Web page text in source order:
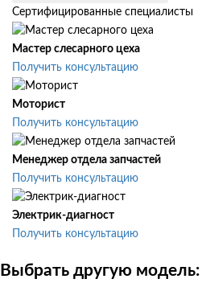
Сертифицированные специалисты
Мастер слесарного цеха
Получить консультацию
Моторист
Получить консультацию
Менеджер отдела запчастей
Получить консультацию
Электрик-диагност
Получить консультацию
Выбрать другую модель: